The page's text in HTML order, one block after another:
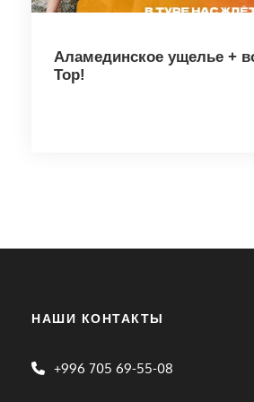
Аламединское ущелье +
Тор!
НАШИ КОНТАКТЫ
+996 705 69-55-08